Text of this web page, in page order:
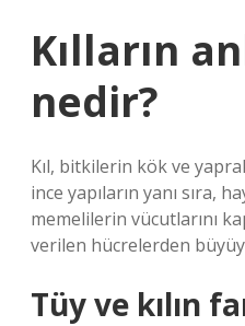
Kılların
nedir?
Kıl, bitkilerin kök ve
ince yapıların yanı sıra,
memelilerin vücutlarını
verilen hücrelerden
Tüy ve kılın